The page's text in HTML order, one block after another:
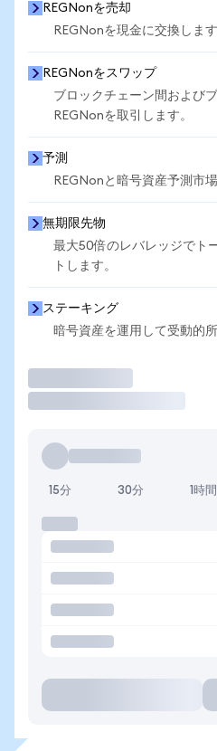
REGNonを売却
REGNonを現金に交換します
REGNonをスワップ
ブロックチェーン間および
REGNonを取引します。
予測
REGNonと暗号資産予測市
無期限先物
最大50倍のレバレッジでト
トします。
ステーキング
暗号資産を運用して受動的
15分 30分 1時間